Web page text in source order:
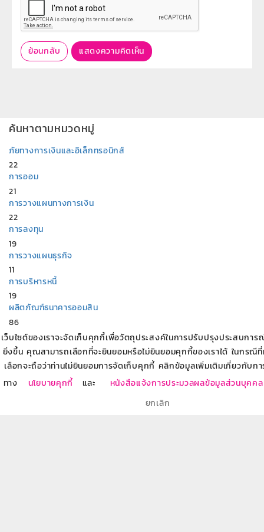
เว็บไซต์ของเราจะจัดเก็บคุกกี้เพื่อวัตถุประสงค์ในการปรับปรุงประสบการ
ยิ่งขึ้น คุณสามารถเลือกที่จะยินยอมหรือไม่ยินยอมคุกกี้ของเราได้ ในกรณีที่
เลือกจะถือว่าท่านไม่ยินยอมการจัดเก็บคุกกี้ คลิกข้อมูลเพิ่มเติมเกี่ยวกับก
ทาง
นโยบายคุกกี้ และ
หนังสือแจ้งการประมวลผลข้อมูลส่วนบุคคล
ยกเลิก
ย้อนกลับ แสดงความคิดเห็น
ค้นหาตามหมวดหมู่
ภัยทางการเงินและอิเล็กทรอนิกส์
22
การออม
21
การวางแผนทางการเงิน
22
การลงทุน
19
การวางแผนธุรกิจ
11
การบริหารหนี้
19
ผลิตภัณฑ์ธนาคารออมสิน
86
การวางแผนเกษียณ
8
บริการทางการเงินกับธนาคารออมสิน
สร้างอาชีพ สร้างรายได้